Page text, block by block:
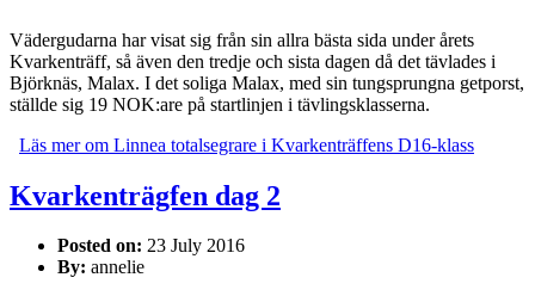
Vädergudarna har visat sig från sin allra bästa sida under årets
Kvarkenträff, så även den tredje och sista dagen då det tävlades i
Björknäs, Malax. I det soliga Malax, med sin tungsprungna getporst,
ställde sig 19 NOK:are på startlinjen i tävlingsklasserna.
Läs merom Linnea totalsegrare i Kvarkenträffens D16-klass
Kvarkenträgfen dag 2
Posted on: 23 July 2016
By: annelie